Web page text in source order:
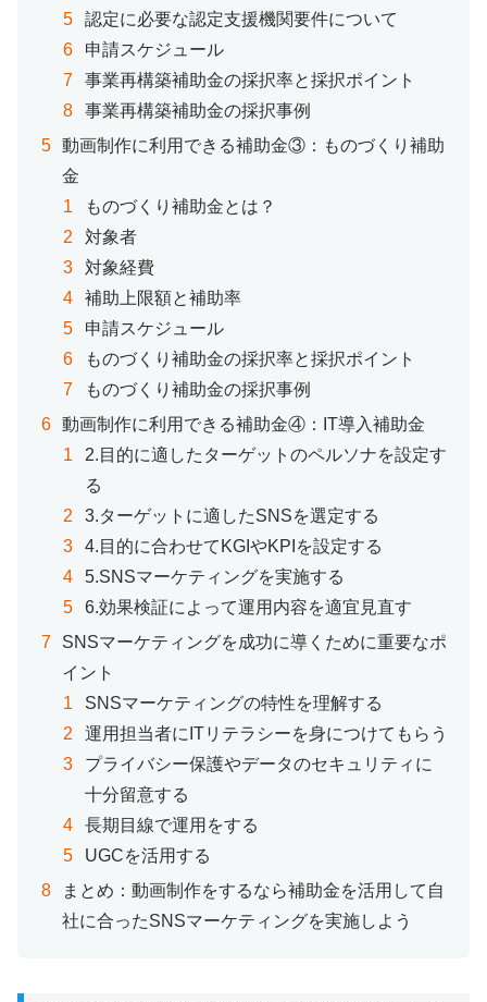
認定に必要な認定支援機関要件について
申請スケジュール
事業再構築補助金の採択率と採択ポイント
事業再構築補助金の採択事例
動画制作に利用できる補助金③：ものづくり補助
金
ものづくり補助金とは？
対象者
対象経費
補助上限額と補助率
申請スケジュール
ものづくり補助金の採択率と採択ポイント
ものづくり補助金の採択事例
動画制作に利用できる補助金④：IT導入補助金
2.目的に適したターゲットのペルソナを設定す
る
3.ターゲットに適したSNSを選定する
4.目的に合わせてKGIやKPIを設定する
5.SNSマーケティングを実施する
6.効果検証によって運用内容を適宜見直す
SNSマーケティングを成功に導くために重要なポ
イント
SNSマーケティングの特性を理解する
運用担当者にITリテラシーを身につけてもらう
プライバシー保護やデータのセキュリティに
十分留意する
長期目線で運用をする
UGCを活用する
まとめ：動画制作をするなら補助金を活用して自
社に合ったSNSマーケティングを実施しよう